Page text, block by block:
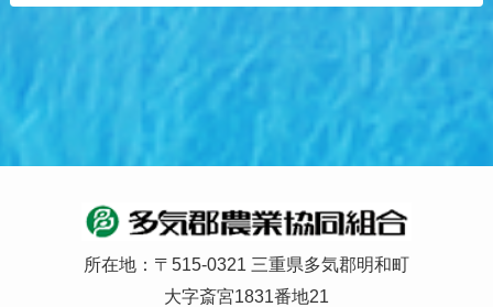
所在地：〒515-0321 三重県多気郡明和町
大字斎宮1831番地21